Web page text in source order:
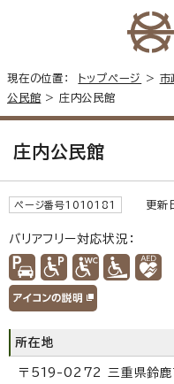
現在の位置： トップページ > 市
公民館 > 庄内公民館
庄内公民館
ページ番号1010181 更新
バリアフリー対応状況：
所在地
〒519-0272 三重県鈴